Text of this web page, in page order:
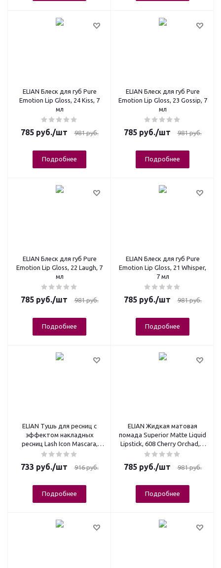
ELIAN Блеск для губ Pure
Emotion Lip Gloss, 24 Kiss, 7
мл
785руб./шт 981руб.
Подробнее
ELIAN Блеск для губ Pure
Emotion Lip Gloss, 23 Gossip, 7
мл
785руб./шт 981руб.
Подробнее
ELIAN Блеск для губ Pure
Emotion Lip Gloss, 22 Laugh, 7
мл
785руб./шт 981руб.
Подробнее
ELIAN Блеск для губ Pure
Emotion Lip Gloss, 21 Whisper,
7 мл
785руб./шт 981руб.
Подробнее
ELIAN Тушь для ресниц с
эффектом накладных
ресниц Lash Icon Mascara,
Black, 10 мл
733 руб./шт 916руб.
Подробнее
ELIAN Жидкая матовая
помада Superior Matte Liquid
Lipstick, 608 Cherry Orchad, 5
мл
785руб./шт 981руб.
Подробнее